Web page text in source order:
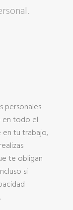
personales
en todo el
en tu trabajo,
te obligan
si